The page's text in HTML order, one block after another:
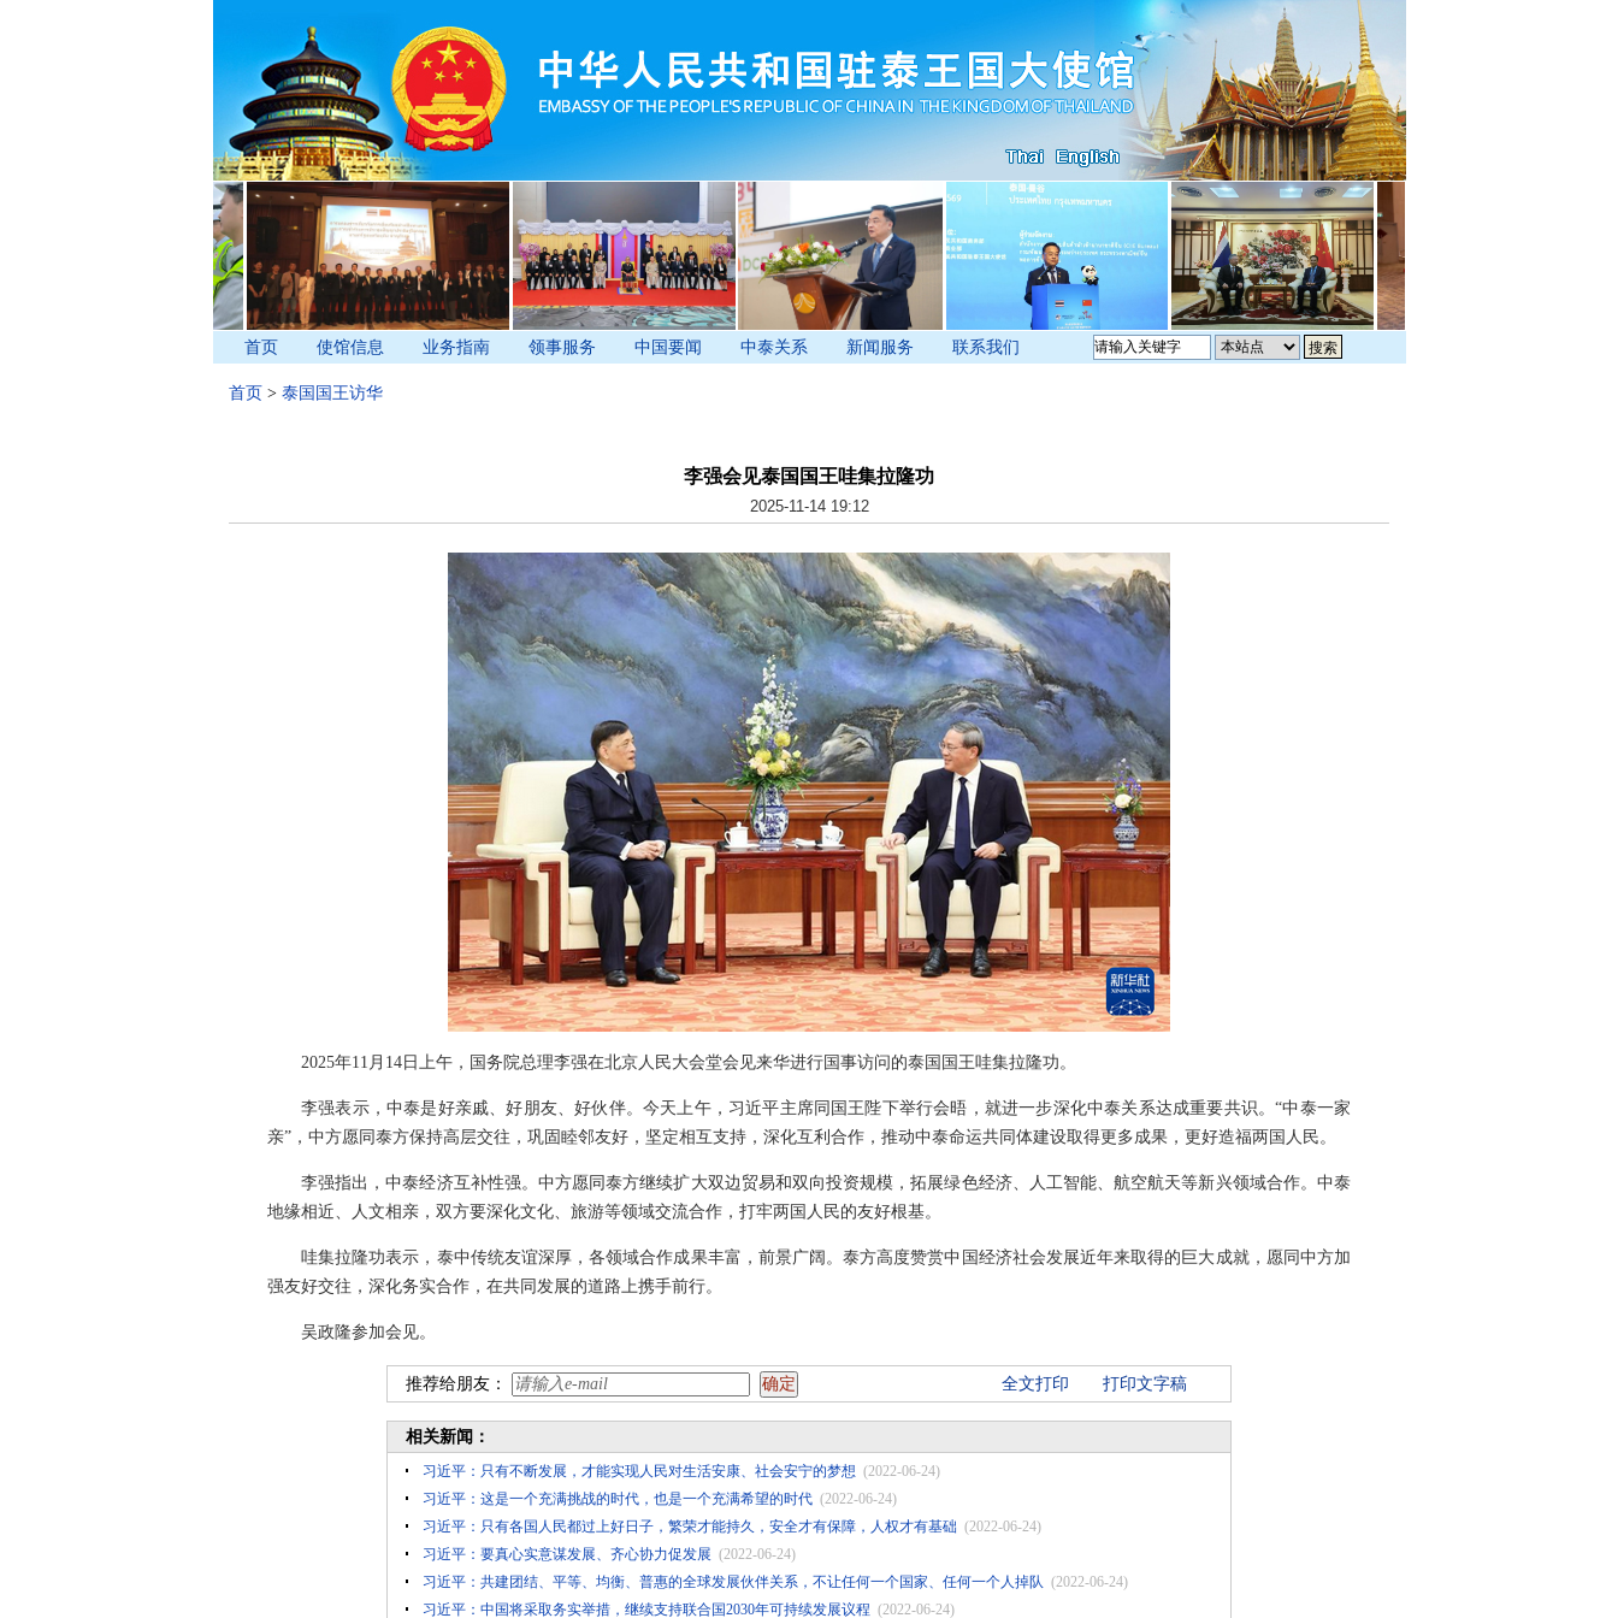
首页 使馆信息 业务指南 领事服务 中国要闻 中泰关系 新闻服务 联系我们
首页 > 泰国国王访华
李强会见泰国国王哇集拉隆功
2025-11-14 19:12
2025年11月14日上午，国务院总理李强在北京人民大会堂会见来华进行国事访问的泰国国王哇集拉隆功。
李强表示，中泰是好亲戚、好朋友、好伙伴。今天上午，习近平主席同国王陛下举行会晤，就进一步深化中泰关系达成重要共识。“中泰一家
亲”，中方愿同泰方保持高层交往，巩固睦邻友好，坚定相互支持，深化互利合作，推动中泰命运共同体建设取得更多成果，更好造福两国人民。
李强指出，中泰经济互补性强。中方愿同泰方继续扩大双边贸易和双向投资规模，拓展绿色经济、人工智能、航空航天等新兴领域合作。中泰
地缘相近、人文相亲，双方要深化文化、旅游等领域交流合作，打牢两国人民的友好根基。
哇集拉隆功表示，泰中传统友谊深厚，各领域合作成果丰富，前景广阔。泰方高度赞赏中国经济社会发展近年来取得的巨大成就，愿同中方加
强友好交往，深化务实合作，在共同发展的道路上携手前行。
吴政隆参加会见。
推荐给朋友： 全文打印 打印文字稿
相关新闻：
习近平：只有不断发展，才能实现人民对生活安康、社会安宁的梦想 (2022-06-24)
习近平：这是一个充满挑战的时代，也是一个充满希望的时代 (2022-06-24)
习近平：只有各国人民都过上好日子，繁荣才能持久，安全才有保障，人权才有基础 (2022-06-24)
习近平：要真心实意谋发展、齐心协力促发展 (2022-06-24)
习近平：共建团结、平等、均衡、普惠的全球发展伙伴关系，不让任何一个国家、任何一个人掉队 (2022-06-24)
习近平：中国将采取务实举措，继续支持联合国2030年可持续发展议程 (2022-06-24)